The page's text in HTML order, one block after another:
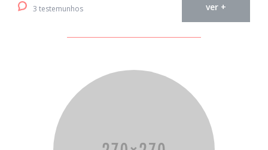
3 testemunhos ver +